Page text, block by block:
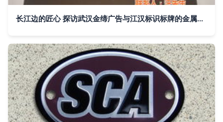
长江边的匠心 探访武汉金缔广告与江汉标识标牌的金属牌艺术